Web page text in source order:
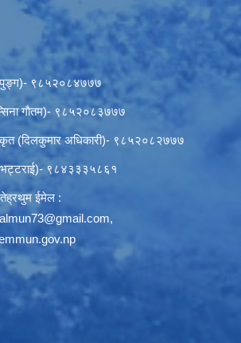
९८५२०८४७७७
गाैतम)- ९८५२०८३७७७
(दिलकुमार अधिकारी)- ९८५२०८२७७७
भट्टराई)- ९८४३३३५८६१
तेह्रथुम ईमेल :
,